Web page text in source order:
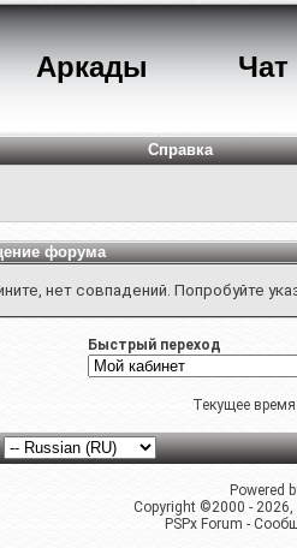
Аркады Чат
Справка
форума
нет совпадений. Попробуйте
Быстрый переход
Текущее
Powered
Copyright ©2000 -
PSPx Forum -